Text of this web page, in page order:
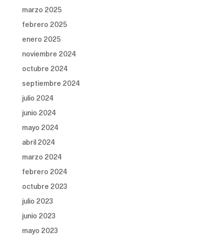
marzo 2025
febrero 2025
enero 2025
noviembre 2024
octubre 2024
septiembre 2024
julio 2024
junio 2024
mayo 2024
abril 2024
marzo 2024
febrero 2024
octubre 2023
julio 2023
junio 2023
mayo 2023